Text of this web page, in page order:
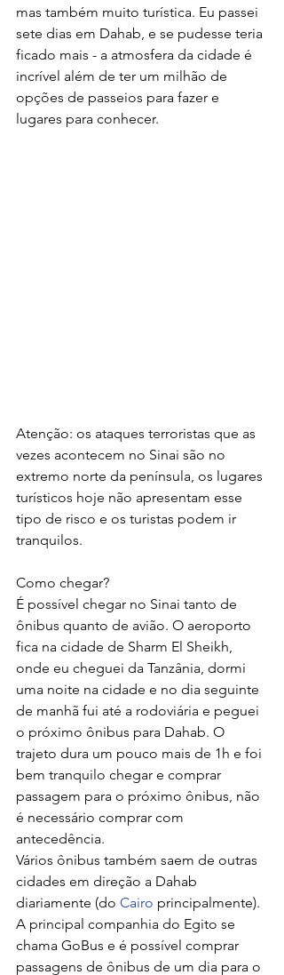
mas também muito turística. Eu passei
sete dias em Dahab, e se pudesse teria
ficado mais - a atmosfera da cidade é
incrível além de ter um milhão de
opções de passeios para fazer e
lugares para conhecer.
Atenção: os ataques terroristas que as
vezes acontecem no Sinai são no
extremo norte da península, os lugares
turísticos hoje não apresentam esse
tipo de risco e os turistas podem ir
tranquilos.
Como chegar?
É possível chegar no Sinai tanto de
ônibus quanto de avião. O aeroporto
fica na cidade de Sharm El Sheikh,
onde eu cheguei da Tanzânia, dormi
uma noite na cidade e no dia seguinte
de manhã fui até a rodoviária e peguei
o próximo ônibus para Dahab. O
trajeto dura um pouco mais de 1h e foi
bem tranquilo chegar e comprar
passagem para o próximo ônibus, não
é necessário comprar com
antecedência.
Vários ônibus também saem de outras
cidades em direção a Dahab
diariamente (do Cairo principalmente).
A principal companhia do Egito se
chama GoBus e é possível comprar
passagens de ônibus de um dia para o